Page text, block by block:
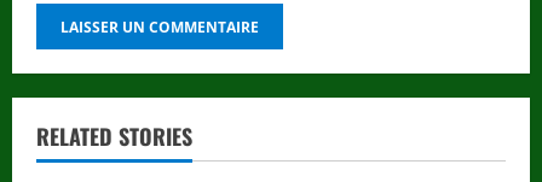
RELATED STORIES